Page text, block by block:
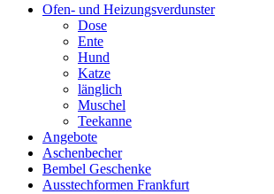
Ofen- und Heizungsverdunster
Dose
Ente
Hund
Katze
länglich
Muschel
Teekanne
Angebote
Aschenbecher
Bembel Geschenke
Ausstechformen Frankfurt